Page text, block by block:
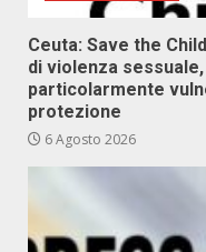
Ceuta: Save the
di violenza
particolarmente
protezione
6 Agosto 2026